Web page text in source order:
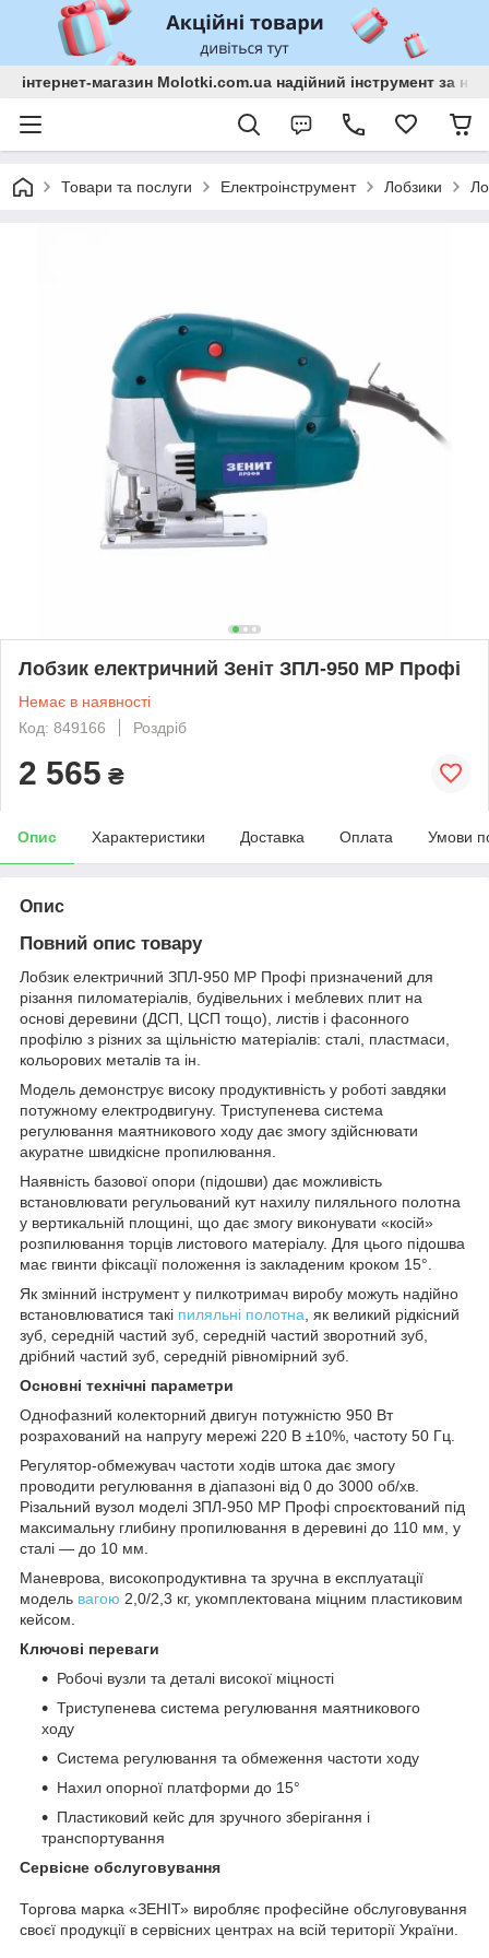
інтернет-магазин Molotki.com.ua надійний інструмент за
Товари та послуги Електроінструмент Лобзики
Лобзик електричний Зеніт ЗПЛ-950 МР Профі
Немає в наявності
Код: 849166
Роздріб
2 565 ₴
Опис Характеристики Доставка Оплата Умови
Опис
Повний опис товару
Лобзик електричний ЗПЛ-950 МР Профі призначений для
різання пиломатеріалів, будівельних і меблевих плит на
основі деревини (ДСП, ЦСП тощо), листів і фасонного
профілю з різних за щільністю матеріалів: сталі, пластмаси,
кольорових металів та ін.
Модель демонструє високу продуктивність у роботі завдяки
потужному електродвигуну. Триступенева система
регулювання маятникового ходу дає змогу здійснювати
акуратне швидкісне пропилювання.
Наявність базової опори (підошви) дає можливість
встановлювати регульований кут нахилу пиляльного полотна
у вертикальній площині, що дає змогу виконувати «косій»
розпилювання торців листового матеріалу. Для цього підошва
має гвинти фіксації положення із закладеним кроком 15°.
Як змінний інструмент у пилкотримач виробу можуть надійно
встановлюватися такі пиляльні полотна , як великий рідкісний
зуб, середній частий зуб, середній частий зворотний зуб,
дрібний частий зуб, середній рівномірний зуб.
Основні технічні параметри
Однофазний колекторний двигун потужністю 950 Вт
розрахований на напругу мережі 220 В ±10%, частоту 50 Гц.
Регулятор-обмежувач частоти ходів штока дає змогу
проводити регулювання в діапазоні від 0 до 3000 об/хв.
Різальний вузол моделі ЗПЛ-950 МР Профі спроєктований під
максимальну глибину пропилювання в деревині до 110 мм, у
сталі — до 10 мм.
Маневрова, високопродуктивна та зручна в експлуатації
модель вагою 2,0/2,3 кг, укомплектована міцним пластиковим
кейсом.
Ключові переваги
Робочі вузли та деталі високої міцності
Триступенева система регулювання маятникового
ходу
Система регулювання та обмеження частоти ходу
Нахил опорної платформи до 15°
Пластиковий кейс для зручного зберігання і
транспортування
Сервісне обслуговування
Торгова марка «ЗЕНІТ» виробляє професійне обслуговування
своєї продукції в сервісних центрах на всій території України.